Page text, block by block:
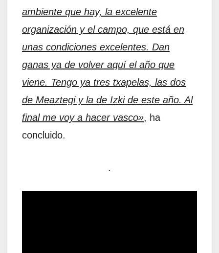
ambiente que hay, la excelente
organización y el campo, que está en
unas condiciones excelentes. Dan
ganas ya de volver aquí el año que
viene. Tengo ya tres txapelas, las dos
de Meaztegi y la de Izki de este año. Al
final me voy a hacer vasco», ha
concluido.
.